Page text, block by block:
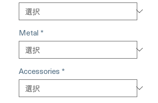
Metal *
Accessories *